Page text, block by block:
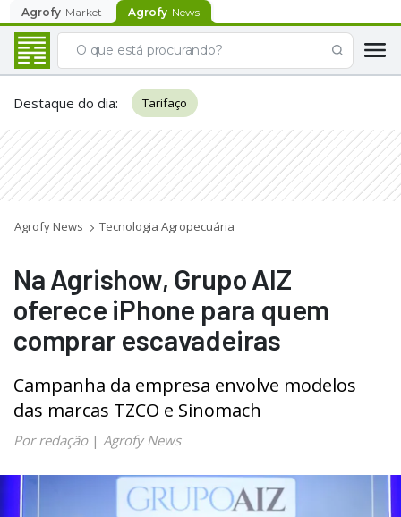
Agrofy Market Agrofy News
Destaque do dia: Tarifaço
Agrofy News Tecnologia Agropecuária
Na Agrishow, Grupo AIZ
oferece iPhone para quem
comprar escavadeiras
Campanha da empresa envolve modelos
das marcas TZCO e Sinomach
Por redação| Agrofy News